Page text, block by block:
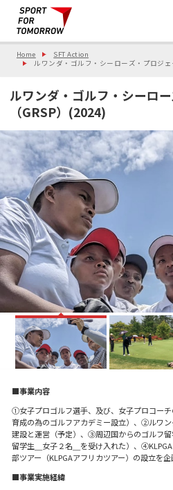
Home
SFT Action
ルワンダ・ゴルフ・シーローズ・プロジェ
ルワンダ・ゴルフ・シーロ
（GRSP）(2024)
■事業内容
①女子プロゴルフ選手、及び、女子プロコー
育成の為のゴルフアカデミー設立）、➁ルワ
建設と運営（予定）、③周辺国からのゴルフ
留学生＿女子２名＿を受け入れた）、
部ツアー（KLPGAアフリカツアー）の設立を企
■事業実施経緯